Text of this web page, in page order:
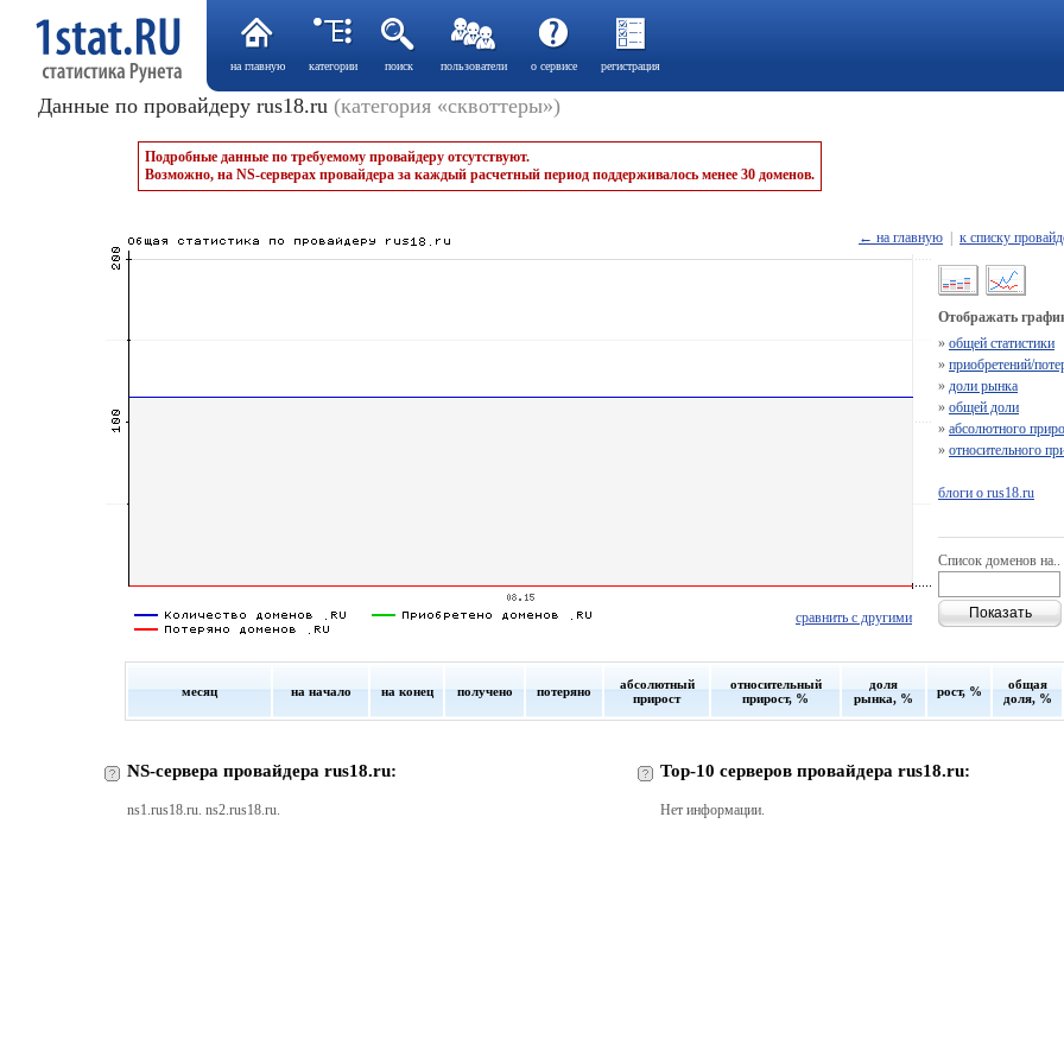
на главную категории поиск пользователи о сервисе регистрация
Данные по провайдеру rus18.ru (категория «сквоттеры»)
Подробные данные по требуемому провайдеру отсутствуют.
Возможно, на NS-серверах провайдера за каждый расчетный период поддерживалось менее 30 доменов.
← на главную к списку
сравнить с другими
Отображать
» общей статистики
» приобретений/
» доли рынка
» общей доли
» абсолютного
» относительного
блоги о rus18.ru
Список доменов на..
месяц на начало на конец получено потеряно
абсолютный
прирост
относительный
прирост, %
доля
рынка, %
рост, %
общая
доля, %
NS-сервера провайдера rus18.ru:
ns1.rus18.ru. ns2.rus18.ru.
Top-10 серверов провайдера rus18.ru:
Нет информации.